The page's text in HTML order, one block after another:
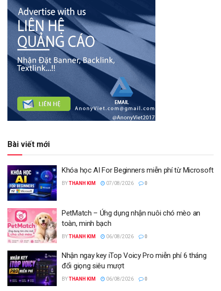
Bài viết mới
Khóa học AI For Beginners miễn phí từ Microsoft
BYTHANH KIM 07/08/2026 0
PetMatch – Ứng dụng nhận nuôi chó mèo an
toàn, minh bạch
BYTHANH KIM 06/08/2026 0
Nhận ngay key iTop Voicy Pro miễn phí 6 tháng
đổi giọng siêu mượt
BYTHANH KIM 06/08/2026 0